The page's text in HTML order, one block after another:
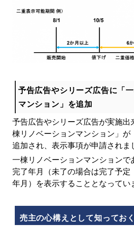
予告広告やシリーズ広告に「
マンション」を追加
予告広告やシリーズ広告が実施出
棟リノベーションマンション」が
追加され、表示事項が申請されま
一棟リノベーションマンションで
完了年月（未了の場合は完了予定
年月）を表示することとなってい
売主の心構えとして知っておく